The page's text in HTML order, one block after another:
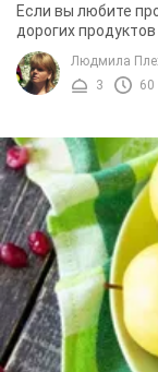
Если вы любите
дорогих
рецепт именно
Людмила
3
60